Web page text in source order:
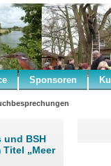
Sponsoren
und BSH
„Meer